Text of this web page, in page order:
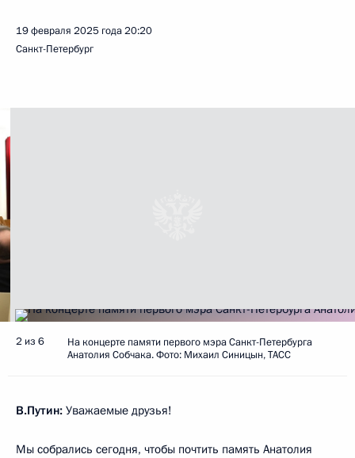
19 февраля 2025 года20:20
Санкт-Петербург
2 из 6
На концерте памяти первого мэра Санкт-Петербурга
Анатолия Собчака. Фото: Михаил Синицын, ТАСС
В.Путин: Уважаемые друзья!
Мы собрались сегодня, чтобы почтить память Анатолия